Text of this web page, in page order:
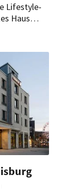
Lifestyle-
Haus
Kunst